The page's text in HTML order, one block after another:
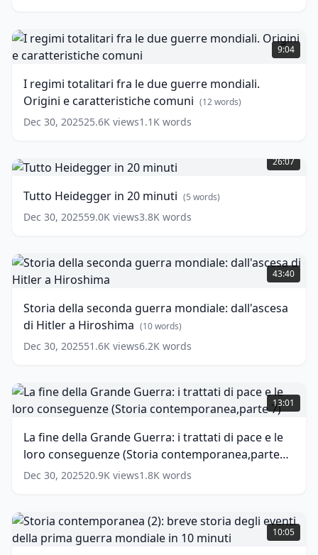
words)
I
regimi
totalitari
le
due
guerre
mondiali.
e
caratteristiche
words)
9:04
I regimi totalitari fra le due guerre mondiali.
Origini e caratteristiche comuni (12words)
Dec 30, 202525.6K views1.1K words
Heidegger
in
minuti (5
words)
26:07
Tutto Heidegger in 20 minuti (5 words)
Dec 30, 202559.0K views3.8K words
Storia
della
seconda
mondiale:
dall'ascesa
di
Hitler
Hiroshima
words)
43:40
Storia della seconda guerra mondiale: dall'ascesa
di Hitler a Hiroshima (10words)
Dec 30, 202551.6K views6.2K words
La
fine
della
Guerra:
trattati
di
e
le
loro
13:01
La fine della Grande Guerra: i trattati di pace e le
loro conseguenze (Storia contemporanea,parte
7) ( 16words)
Dec 30, 202520.9K views1.8K words
Storia
contemporanea
(2):
10:05